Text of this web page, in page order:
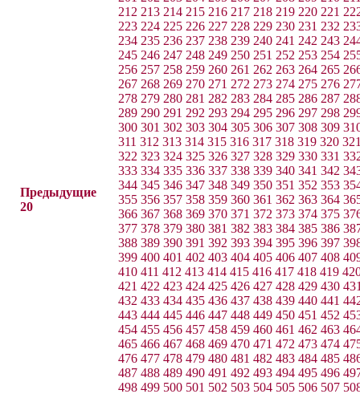
Предыдущие
20
212 213 214 215 216 217 218 219 220 221
223 224 225 226 227 228 229 230 231 232
234 235 236 237 238 239 240 241 242 243
245 246 247 248 249 250 251 252 253 254
256 257 258 259 260 261 262 263 264 265
267 268 269 270 271 272 273 274 275 276
278 279 280 281 282 283 284 285 286 287
289 290 291 292 293 294 295 296 297 298
300 301 302 303 304 305 306 307 308 309
311 312 313 314 315 316 317 318 319 320
322 323 324 325 326 327 328 329 330 331
333 334 335 336 337 338 339 340 341 342
344 345 346 347 348 349 350 351 352 353
355 356 357 358 359 360 361 362 363 364
366 367 368 369 370 371 372 373 374 375
377 378 379 380 381 382 383 384 385 386
388 389 390 391 392 393 394 395 396 397
399 400 401 402 403 404 405 406 407 408
410 411 412 413 414 415 416 417 418 419
421 422 423 424 425 426 427 428 429 430
432 433 434 435 436 437 438 439 440 441
443 444 445 446 447 448 449 450 451 452
454 455 456 457 458 459 460 461 462 463
465 466 467 468 469 470 471 472 473 474
476 477 478 479 480 481 482 483 484 485
487 488 489 490 491 492 493 494 495 496
498 499 500 501 502 503 504 505 506 507